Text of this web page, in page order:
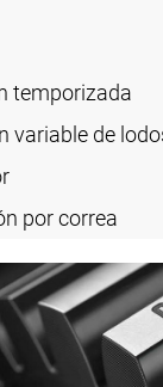
temporizada
variable de
por correa